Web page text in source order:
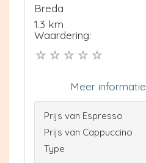
Breda
1.3 km
Waardering:
Meer informatie
Prijs van Espresso
Prijs van Cappuccino
Type